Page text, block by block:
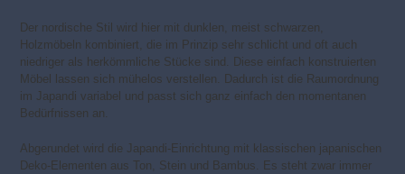
Der nordische Stil wird hier mit dunklen, meist schwarzen,
Holzmöbeln kombiniert, die im Prinzip sehr schlicht und oft auch
niedriger als herkömmliche Stücke sind. Diese einfach konstruierten
Möbel lassen sich mühelos verstellen. Dadurch ist die Raumordnung
im Japandi variabel und passt sich ganz einfach den momentanen
Bedürfnissen an.
Abgerundet wird die Japandi-Einrichtung mit klassischen japanischen
Deko-Elementen aus Ton, Stein und Bambus. Es steht zwar immer